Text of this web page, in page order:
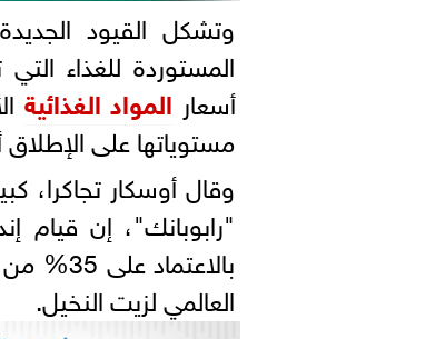
وتشكل القيود
المستوردة للغذاء
أسعار المواد الغذائية
مستوياتها على
وقال أوسكار تجاكرا،
العالمي لزيت النخيل.